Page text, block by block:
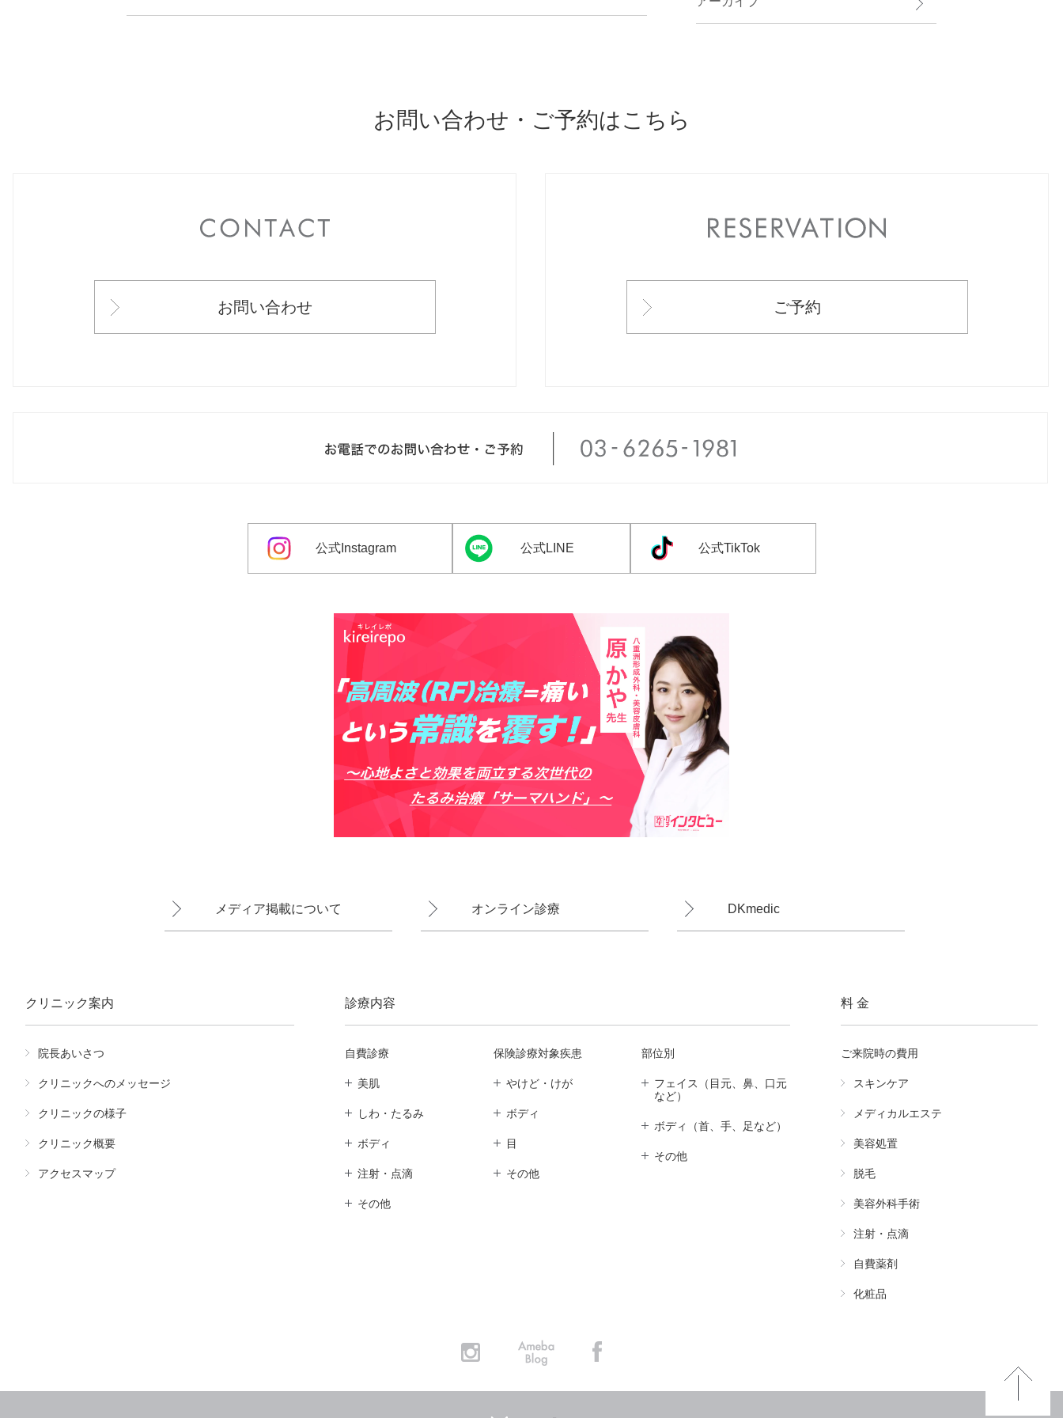
お問い合わせ・ご予約はこちら
お問い合わせ ご予約
公式Instagram 公式LINE 公式TikTok
メディア掲載について オンライン診療 DKmedic
クリニック案内
院長あいさつ
クリニックへのメッセージ
クリニックの様子
クリニック概要
アクセスマップ
診療内容
自費診療
美肌
しわ・たるみ
ボディ
注射・点滴
その他
保険診療対象疾患
やけど・けが
ボディ
目
その他
部位別
フェイス（目元、鼻、口元
など）
ボディ（首、手、足など）
その他
料 金
ご来院時の費用
スキンケア
メディカルエステ
美容処置
脱毛
美容外科手術
注射・点滴
自費薬剤
化粧品